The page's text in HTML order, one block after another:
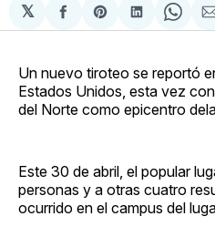
𝕏
Compartir
en
Share
on
en
on
Un nuevo tiroteo se reportó
Estados Unidos, esta vez
del Norte como epicentro
Este 30 de abril, el popular
personas y a otras cuatro
ocurrido en el campus del